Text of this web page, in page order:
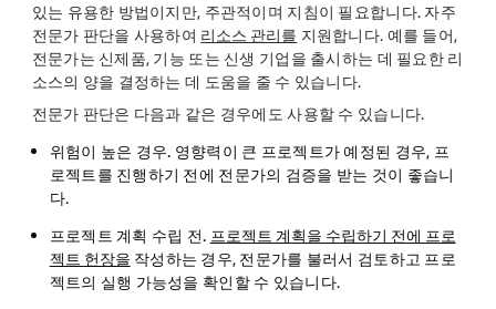
있는 유용한 방법이지만, 주관적이며 지침이 필요합니다. 자주
전문가 판단을 사용하여 리소스 관리를 지원합니다. 예를 들어,
전문가는 신제품, 기능 또는 신생 기업을 출시하는 데 필요한 리
소스의 양을 결정하는 데 도움을 줄 수 있습니다.
전문가 판단은 다음과 같은 경우에도 사용할 수 있습니다.
위험이 높은 경우. 영향력이 큰 프로젝트가 예정된 경우, 프
로젝트를 진행하기 전에 전문가의 검증을 받는 것이 좋습니
다.
프로젝트 계획 수립 전. 프로젝트 계획을 수립하기 전에 프로
젝트 헌장을 작성하는 경우, 전문가를 불러서 검토하고 프로
젝트의 실행 가능성을 확인할 수 있습니다.